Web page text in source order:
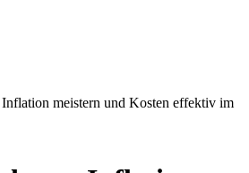
meistern und Kosten effektiv im